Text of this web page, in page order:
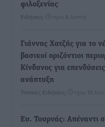
φιλοξενίας
Ειδήσεις πριν 6 λεπτά
Γιάννης Χατζής για το
βασικοί οριζόντιοι
Κίνδυνος για
ανάπτυξη
Τοπικές Ειδήσεις πριν 15
Ευ. Τουρνάς: Απέναντι